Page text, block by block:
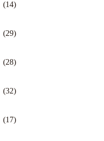
(14)
(29)
(28)
(32)
(17)